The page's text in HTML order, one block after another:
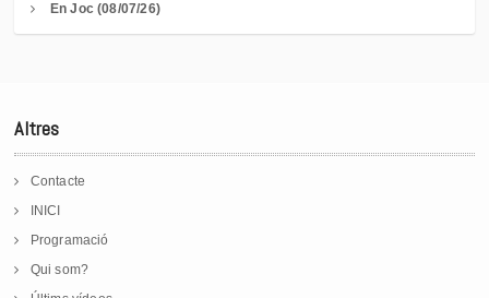
En Joc (08/07/26)
Altres
Contacte
INICI
Programació
Qui som?